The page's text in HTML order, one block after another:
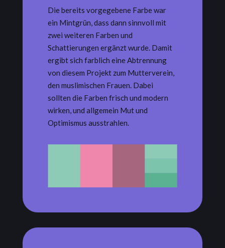
Die bereits vorgegebene Farbe war
ein Mintgrün, dass dann sinnvoll mit
zwei weiteren Farben und
Schattierungen ergänzt wurde. Damit
ergibt sich farblich eine Abtrennung
von diesem Projekt zum Mutterverein,
den muslimischen Frauen. Dabei
sollten die Farben frisch und modern
wirken, und allgemein Mut und
Optimismus ausstrahlen.